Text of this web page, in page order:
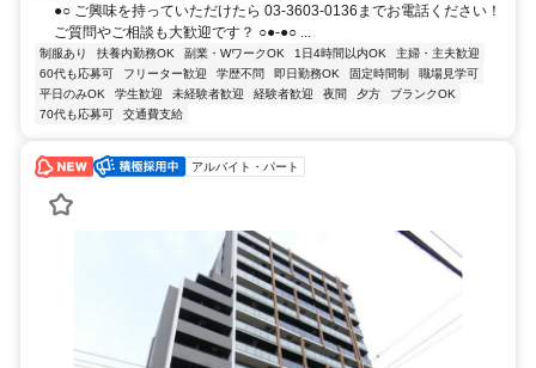
●○ ご興味を持っていただけたら 03-3603-0136までお電話ください！
ご質問やご相談も大歓迎です？ ○●-●○ ...
制服あり 扶養内勤務OK 副業・WワークOK 1日4時間以内OK
主婦・主夫歓迎
60代も応募可
フリーター歓迎 学歴不問 即日勤務OK 固定時間制
職場見学可
平日のみOK
学生歓迎 未経験者歓迎 経験者歓迎 夜間 夕方
ブランクOK
70代も応募可
交通費支給
アルバイト・パート